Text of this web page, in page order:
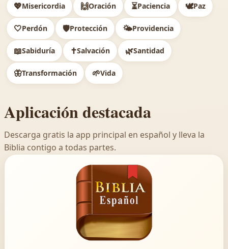
💖Misericordia 🙌Oración ⏳Paciencia 🕊️Paz
🤍Perdón 🛡️Protección 🌤️Providencia
📖Sabiduría ✝️Salvación 🌿Santidad
🦋Transformación 🌱Vida
Aplicación destacada
Descarga gratis la app principal en español y lleva la
Biblia contigo a todas partes.